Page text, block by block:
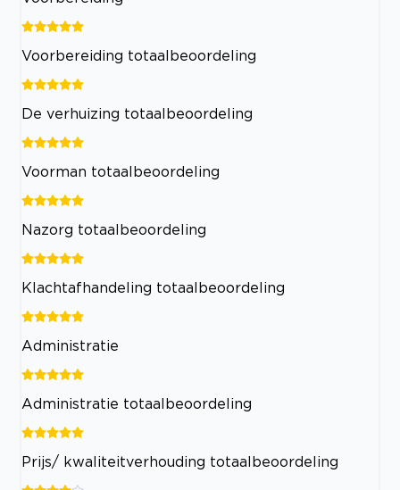
Voorbereiding totaalbeoordeling
De verhuizing totaalbeoordeling
Voorman totaalbeoordeling
Nazorg totaalbeoordeling
Klachtafhandeling totaalbeoordeling
Administratie
Administratie totaalbeoordeling
Prijs/ kwaliteitverhouding totaalbeoordeling